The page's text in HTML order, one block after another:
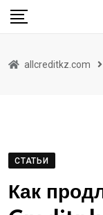
Skip
allcreditkz.com
СТАТЬИ
Как